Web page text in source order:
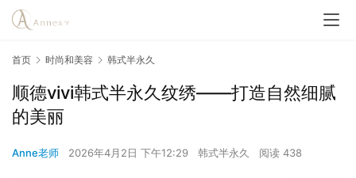
首页 时尚和美容 韩式半永久
顺德vivi韩式半永久纹绣——打造自然细腻
的美丽
Anne老师 2026年4月2日 下午12:29 韩式半永久 阅读 438